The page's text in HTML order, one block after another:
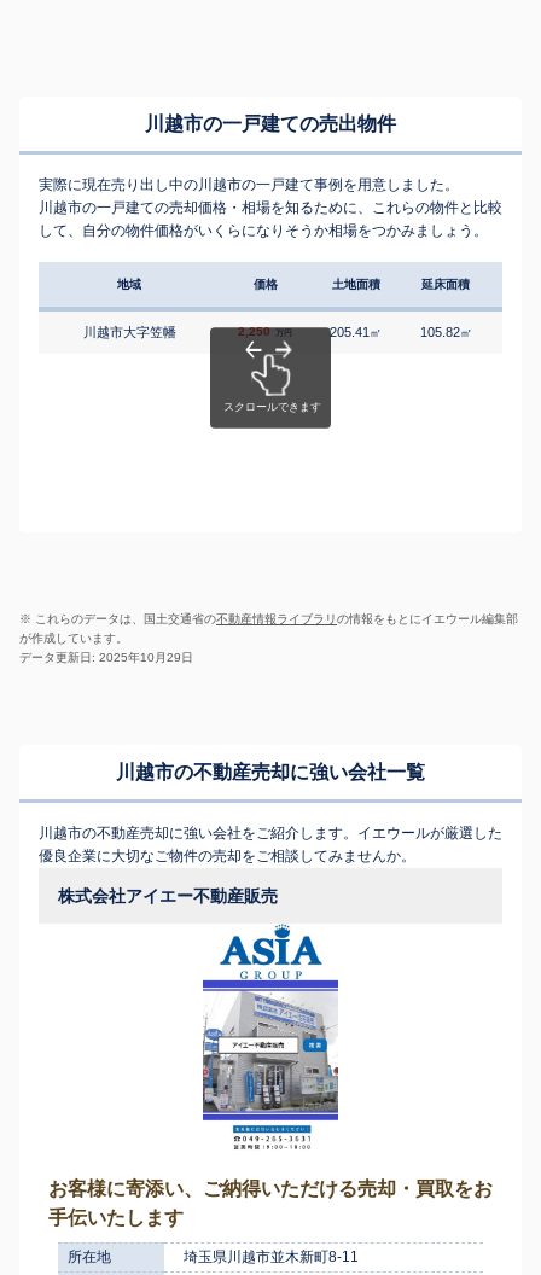
川越市の一戸建ての売出物件
実際に現在売り出し中の川越市の一戸建て事例を用意しました。
川越市の一戸建ての売却価格・相場を知るために、これらの物件と比較
して、自分の物件価格がいくらになりそうか相場をつかみましょう。
地域 価格 土地面積 延床面積
川越市大字笠幡 2,250 万円 205.41 ㎡ 105.82㎡
※ これらのデータは、国土交通省の不動産情報ライブラリの情報をもとにイエウール編集部
が作成しています。
データ更新日: 2025年10月29日
川越市の不動産売却に強い会社一覧
川越市の不動産売却に強い会社をご紹介します。イエウールが厳選した
優良企業に大切なご物件の売却をご相談してみませんか。
株式会社アイエー不動産販売
お客様に寄添い、ご納得いただける売却・買取をお
手伝いたします
所在地
埼玉県川越市並木新町8-11